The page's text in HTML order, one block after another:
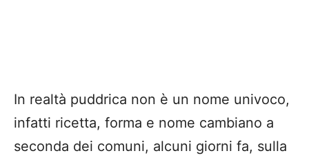
In realtà puddrica non è un nome univoco,
infatti ricetta, forma e nome cambiano a
seconda dei comuni, alcuni giorni fa, sulla